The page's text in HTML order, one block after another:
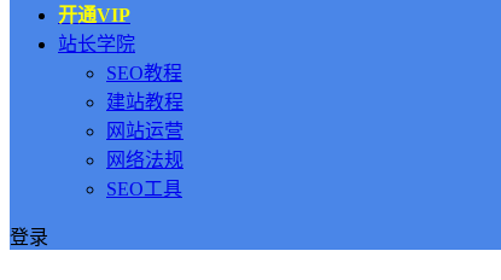
开通VIP
站长学院
SEO教程
建站教程
网站运营
网络法规
SEO工具
登录